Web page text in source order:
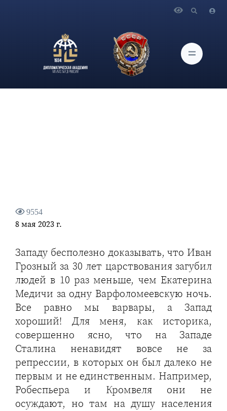
перспективы, о двойных стандартах подхода к историческим
9554
8 мая 2023 г.
Западу бесполезно доказывать, что Иван
Грозный за 30 лет царствования загубил
людей в 10 раз меньше, чем Екатерина
Медичи за одну Варфоломеевскую ночь.
Все равно мы варвары, а Запад
хороший! Для меня, как историка,
совершенно ясно, что на Западе
Сталина ненавидят вовсе не за
репрессии, в которых он был далеко не
первым и не единственным. Например,
Робеспьера и Кромвеля они не
осуждают, но там на душу населения